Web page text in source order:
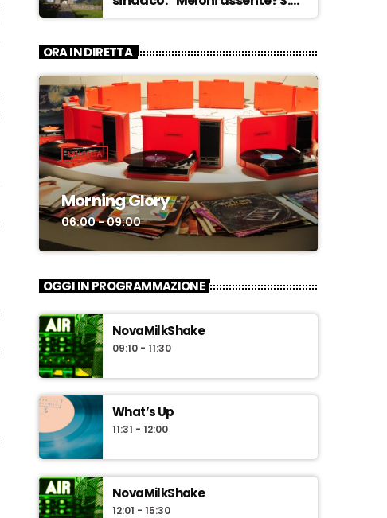
Anna aperta tutto l’anno…” –
ORA IN DIRETTA
MUSICA
Morning Glory
06:00 - 09:00
OGGI IN PROGRAMMAZIONE
NovaMilkShake
09:10 - 11:30
What’s Up
11:31 - 12:00
NovaMilkShake
12:01 - 15:30